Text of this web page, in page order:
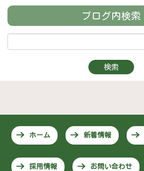
ブログ内検索
ホーム 新着情報
採用情報 お問い合わせ